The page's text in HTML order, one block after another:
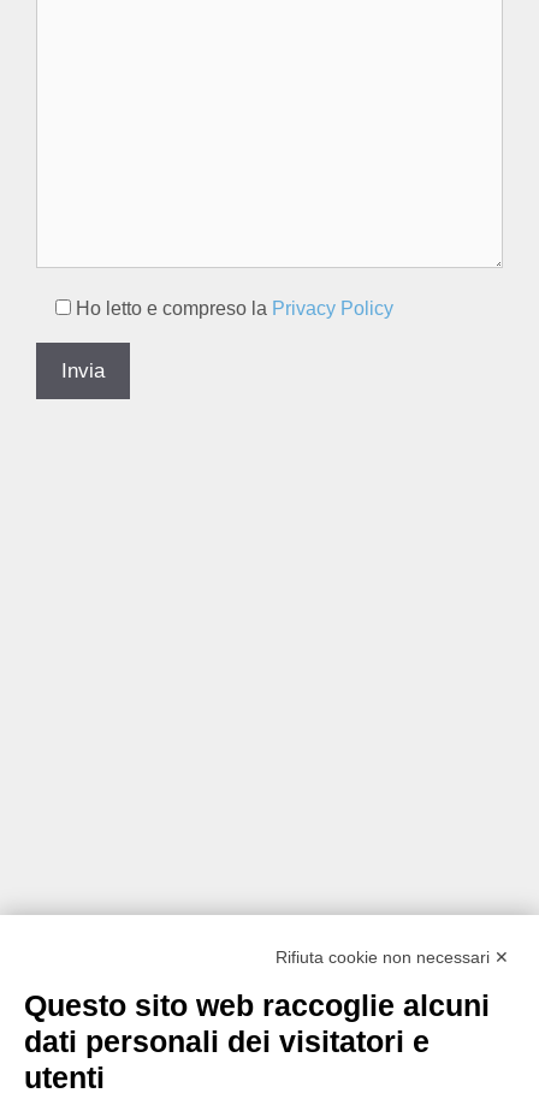
Ho letto e compreso la Privacy Policy
Rifiuta cookie non necessari ✕
Questo sito web raccoglie alcuni
dati personali dei visitatori e
utenti